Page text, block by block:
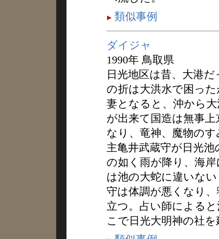
類似事例
ダイジャ
1990年 鳥取県
日光地区は昔、大港
の折は大洪水で困っ
妻となると、沖から
が出来て国造は無事
なり、竜神、魔物の
主亀井武蔵守が日光
の如く雨が降り、海
は池の大蛇に違いな
守は体調が悪くなり
立つ。占い師による
こで日光大明神の社